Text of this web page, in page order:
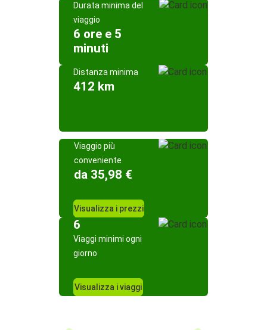
Durata minima del
viaggio
6 ore e 5
minuti
Distanza minima
412 km
Viaggio più
conveniente
da 35,98 €
Visualizza i prezzi
6
Viaggi minimi ogni
giorno
Visualizza i viaggi